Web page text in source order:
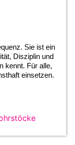
Sie ist ein
Disziplin und
kennt. Für alle,
einsetzen.